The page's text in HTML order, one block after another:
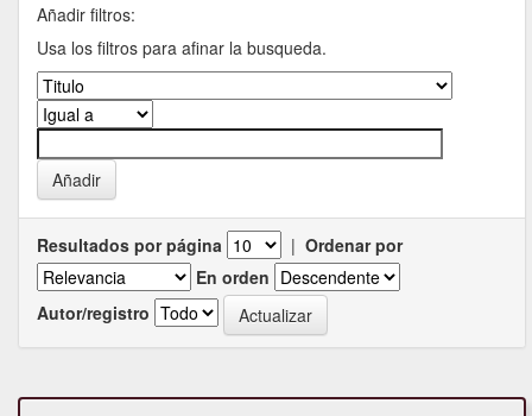
Añadir filtros:
Usa los filtros para afinar la busqueda.
Resultados por página | Ordenar por
En orden
Autor/registro